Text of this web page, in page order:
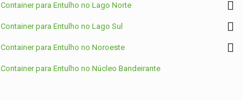
Container para Entulho no Lago Norte
Container para Entulho no Lago Sul
Container para Entulho no Noroeste
Container para Entulho no Núcleo Bandeirante